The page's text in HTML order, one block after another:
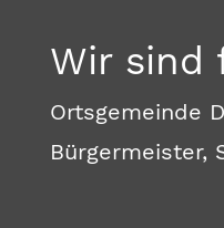
Wir sind
Ortsgemeinde
Bürgermeister,